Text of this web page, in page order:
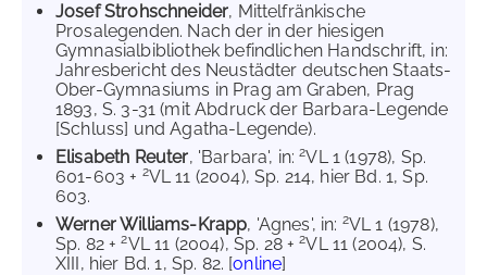
Josef Strohschneider, Mittelfränkische
Prosalegenden. Nach der in der hiesigen
Gymnasialbibliothek befindlichen Handschrift, in:
Jahresbericht des Neustädter deutschen Staats-
Ober-Gymnasiums in Prag am Graben, Prag
1893, S. 3-31 (mit Abdruck der Barbara-Legende
[Schluss] und Agatha-Legende).
Elisabeth Reuter, 'Barbara', in:2VL 1 (1978), Sp.
601-603 + 2VL 11 (2004), Sp. 214, hier Bd. 1, Sp.
603.
Werner Williams-Krapp, 'Agnes', in: 2VL 1 (1978),
Sp. 82 +2VL 11 (2004), Sp. 28 +2VL 11 (2004), S.
XIII, hier Bd. 1, Sp. 82. [online]